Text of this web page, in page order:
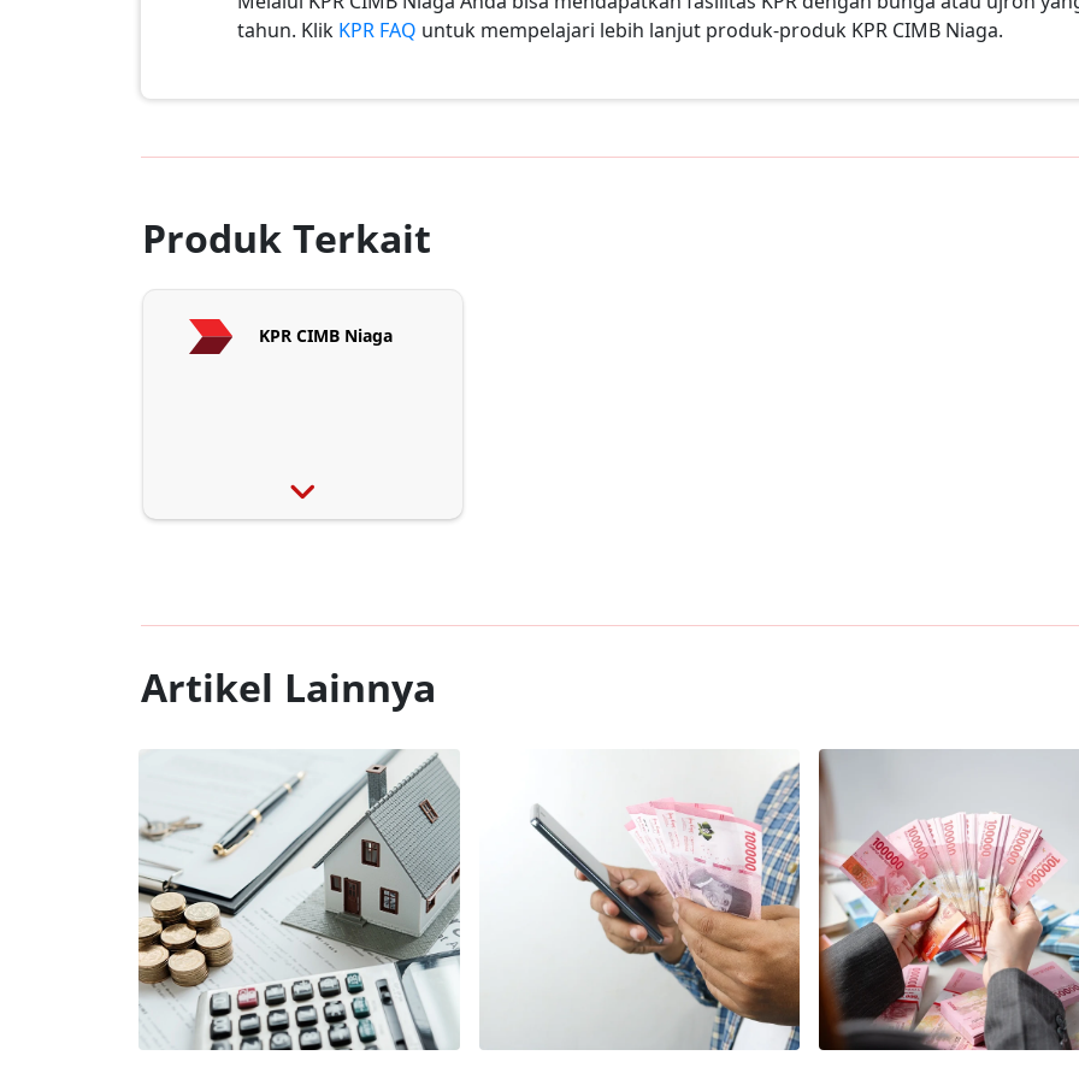
tahun. Klik KPR FAQ untuk mempelajari lebih lanjut produk-produk KPR CIMB Niaga.
Produk Terkait
KPR CIMB Niaga
Artikel Lainnya